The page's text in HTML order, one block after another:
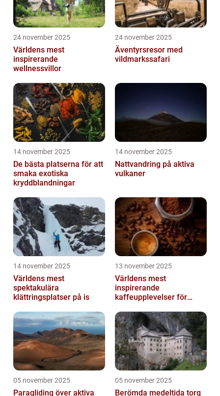
24 november 2025
Världens mest
inspirerande
wellnessvillor
24 november 2025
Äventyrsresor med
vildmarkssafari
14 november 2025
De bästa platserna för att
smaka exotiska
kryddblandningar
14 november 2025
Nattvandring på aktiva
vulkaner
14 november 2025
Världens mest
spektakulära
klättringsplatser på is
13 november 2025
Världens mest
inspirerande
kaffeupplevelser för
05 november 2025
Paragliding över aktiva
05 november 2025
Berömda medeltida torg